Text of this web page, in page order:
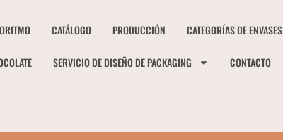
CATÁLOGO PRODUCCIÓN CATEGORÍAS DE ENVASES
SERVICIO DE DISEÑO DE PACKAGING CONTACTO